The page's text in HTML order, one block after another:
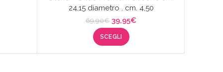
24,15 diametro . cm. 4,50
69,90€ Il
prezzo
originale
era:
39,95€Il
SCEGLI